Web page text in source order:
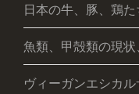
日本の牛、豚、鶏
魚類、甲殻類の現状
ヴィーガンエシカ